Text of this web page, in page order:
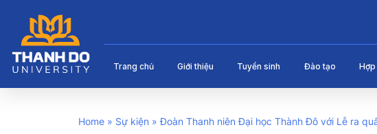
Trang chủ Giới thiệu Tuyển sinh Đào tạo
Home » Sự kiện »Đoàn Thanh niên Đại học Thành Đô với Lễ ra